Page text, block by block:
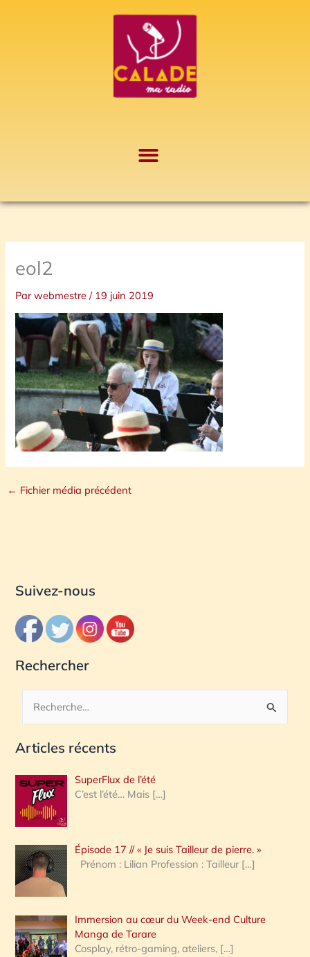
eol2
Parwebmestre/ 19 juin 2019
← Fichier média précédent
Suivez-nous
Rechercher
c
e
r
c
h
e
:
Articles récents
SuperFlux de l’été
C’est l’été… Mais […]
Épisode 17 // « Je suis Tailleur de pierre. »
Prénom : Lilian Profession : Tailleur […]
Immersion au cœur du Week-end Culture
Manga de Tarare
Cosplay, rétro-gaming, ateliers, […]